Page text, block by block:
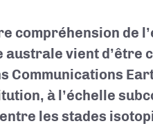
compréhension de
vient d’être
Communications
à l’échelle
les stades